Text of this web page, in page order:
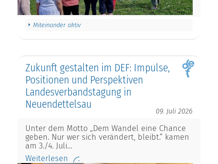
Miteinander aktiv
Zukunft gestalten im DEF: Impulse,
Positionen und Perspektiven
Landesverbandstagung in
Neuendettelsau
09. Juli 2026
Unter dem Motto „Dem Wandel eine Chance
geben. Nur wer sich verändert, bleibt.“ kamen
am 3./4. Juli…
Weiterlesen